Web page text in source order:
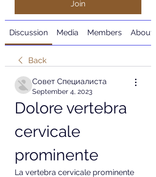
Join
Discussion Media Members About
Back
Совет Специалиста
September 4, 2023
Dolore vertebra
cervicale
prominente
La vertebra cervicale prominente